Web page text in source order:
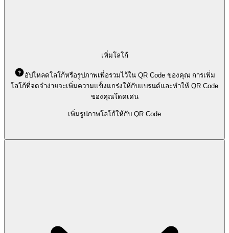
เพิ่มโลโก้
อัปโหลดโลโก้หรือรูปภาพเพื่อรวมไว้ใน QR Code ของคุณ การเพิ่ม
โลโก้ที่จดจำง่ายจะเพิ่มความแข็งแกร่งให้กับแบรนด์และทำให้ QR Code
ของคุณโดดเด่น
เพิ่มรูปภาพโลโก้ให้กับ QR Code